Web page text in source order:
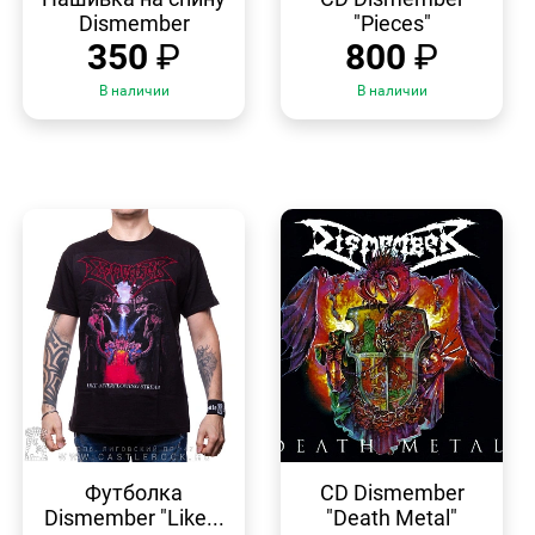
Dismember
350 ₽
В наличии
"Pieces"
800 ₽
В наличии
ПРОСМОТР
Футболка
Dismember "Like...
ПРОСМОТР
CD Dismember
"Death Metal"